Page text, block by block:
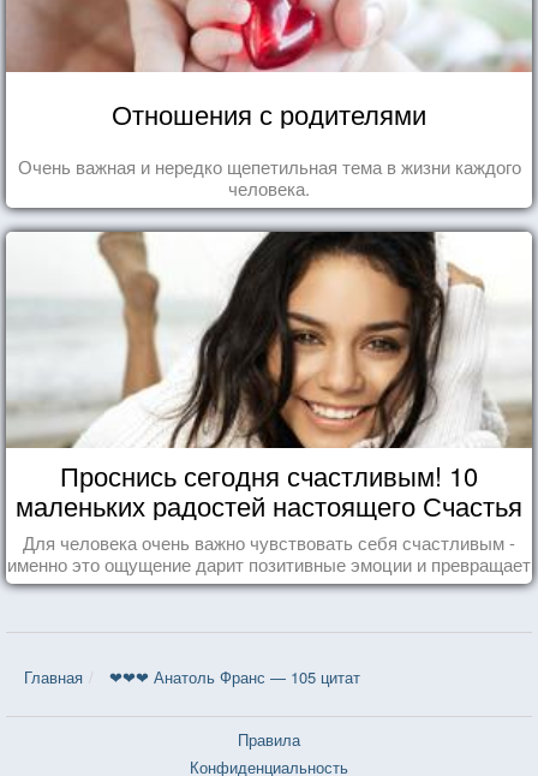
Отношения с родителями
Очень важная и нередко щепетильная тема в жизни каждого
человека.
Проснись сегодня счастливым! 10
маленьких радостей настоящего Счастья
Для человека очень важно чувствовать себя счастливым -
именно это ощущение дарит позитивные эмоции и превращает
каждый день в маленький праздник.
Главная ❤❤❤ Анатоль Франс — 105 цитат
Правила
Конфиденциальность